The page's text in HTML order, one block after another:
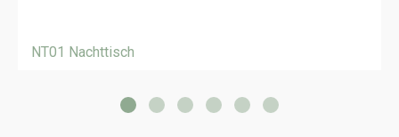
NT01 Nachttisch